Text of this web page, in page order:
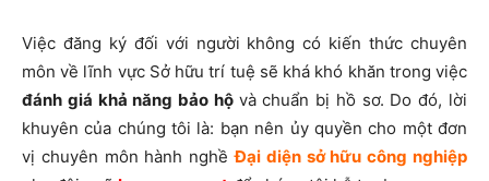
Việc đăng ký đối với người không có kiến thức chuyên
môn về lĩnh vực Sở hữu trí tuệ sẽ khá khó khăn trong việc
đánh giá khả năng bảo hộ và chuẩn bị hồ sơ. Do đó, lời
khuyên của chúng tôi là: bạn nên ủy quyền cho một đơn
vị chuyên môn hành nghềĐại diện sở hữu công nghiệp